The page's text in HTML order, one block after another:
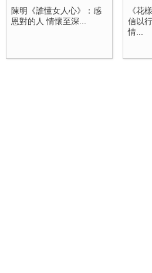
陳明《誰懂女人心》：感
恩對的人 情懷至深...
《花
信以
情...